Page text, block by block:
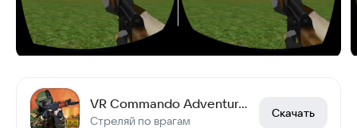
VR Commando Adventure Strike
Стреляй по врагам
Скачать